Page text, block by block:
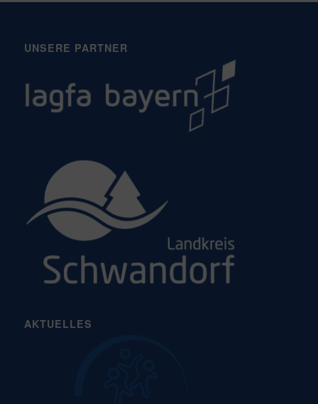
UNSERE PARTNER
AKTUELLES